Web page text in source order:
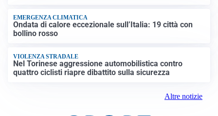
EMERGENZA CLIMATICA
Ondata di calore eccezionale sull’Italia: 19 città con
bollino rosso
VIOLENZA STRADALE
Nel Torinese aggressione automobilistica contro
quattro ciclisti riapre dibattito sulla sicurezza
Altre notizie